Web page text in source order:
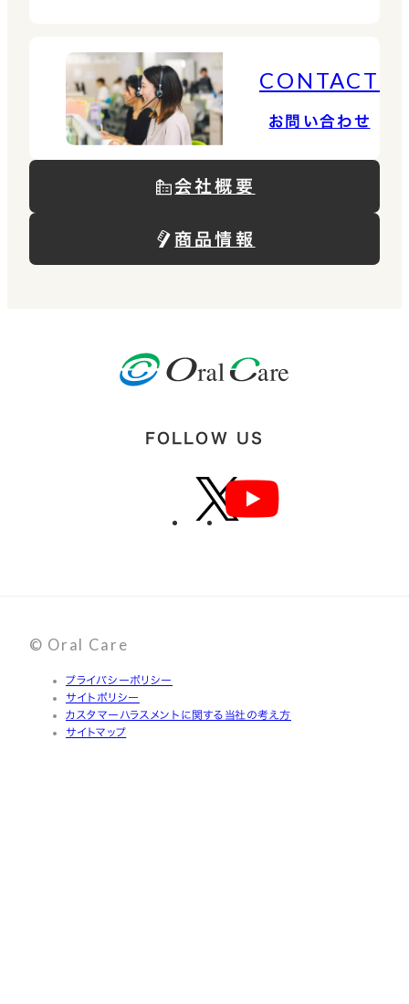
CONTACT
お問い合わせ
会社概要
商品情報
FOLLOW US
© Oral Care
プライバシーポリシー
サイトポリシー
カスタマーハラスメントに関する当社の考え方
サイトマップ